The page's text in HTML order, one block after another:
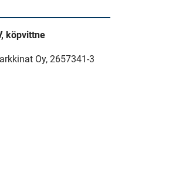
köpvittne
Oy, 2657341-3